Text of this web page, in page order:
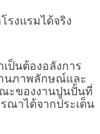
ป็นต้องอลังการ
นภาพลักษณ์และ
ะของงานปูนปั้นที่
ณาได้จากประเด็น